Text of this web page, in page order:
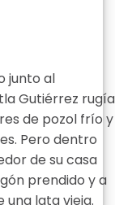
junto al
Gutiérrez rugía
de pozol frío y
Pero dentro
de su casa
prendido y a
una lata vieja.